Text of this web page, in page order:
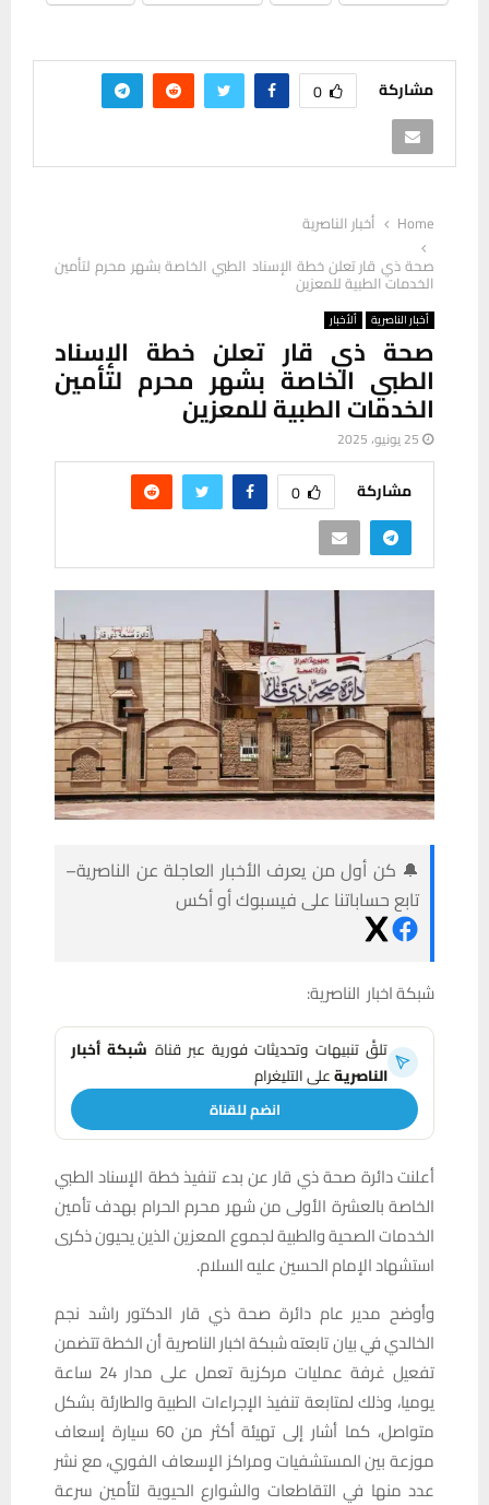
مشاركة 0
Home
أخبار الناصرية
صحة ذي قار تعلن خطة الإسناد الطبي الخاصة بشهر محرم لتأمين
الخدمات الطبية للمعزين
أخبار الناصرية ألأخبار
صحة ذي قار تعلن خطة الإسناد
الطبي الخاصة بشهر محرم لتأمين
الخدمات الطبية للمعزين
25 يونيو، 2025
مشاركة 0
🔔 كن أول من يعرف الأخبار العاجلة عن الناصرية–
تابع حساباتنا على فيسبوك أو أكس
شبكة اخبار الناصرية:
تلقَّ تنبيهات وتحديثات فورية عبر قناة شبكة أخبار
الناصريةعلى التليغرام
انضم للقناة
أعلنت دائرة صحة ذي قار عن بدء تنفيذ خطة الإسناد الطبي
الخاصة بالعشرة الأولى من شهر محرم الحرام بهدف تأمين
الخدمات الصحية والطبية لجموع المعزين الذين يحيون ذكرى
استشهاد الإمام الحسين عليه السلام.
وأوضح مدير عام دائرة صحة ذي قار الدكتور راشد نجم
الخالدي في بيان تابعته شبكة اخبار الناصرية أن الخطة تتضمن
تفعيل غرفة عمليات مركزية تعمل على مدار 24 ساعة
يوميا، وذلك لمتابعة تنفيذ الإجراءات الطبية والطارئة بشكل
متواصل، كما أشار إلى تهيئة أكثر من 60 سيارة إسعاف
موزعة بين المستشفيات ومراكز الإسعاف الفوري، مع نشر
عدد منها في التقاطعات والشوارع الحيوية لتأمين سرعة